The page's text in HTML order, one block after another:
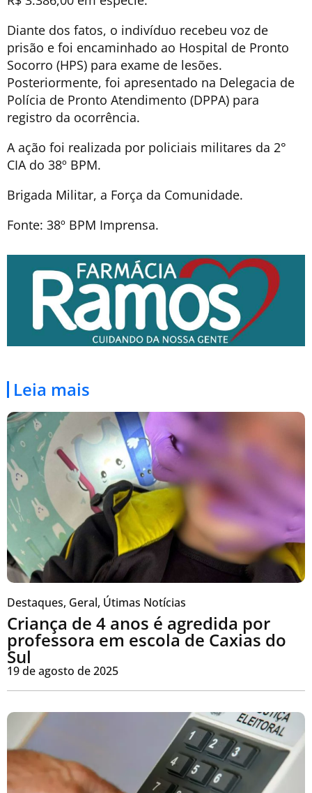
Diante dos fatos, o indivíduo recebeu voz de
prisão e foi encaminhado ao Hospital de Pronto
Socorro (HPS) para exame de lesões.
Posteriormente, foi apresentado na Delegacia de
Polícia de Pronto Atendimento (DPPA) para
registro da ocorrência.
A ação foi realizada por policiais militares da 2°
CIA do 38º BPM.
Brigada Militar, a Força da Comunidade.
Fonte: 38º BPM Imprensa.
Leia mais
Destaques, Geral, Útimas Notícias
Criança de 4 anos é agredida por
professora em escola de Caxias do
Sul
19 de agosto de 2025